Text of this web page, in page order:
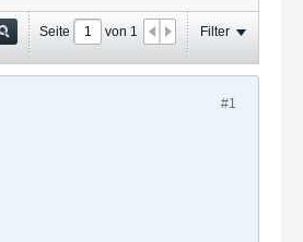
Seite von 1 Filter
#1